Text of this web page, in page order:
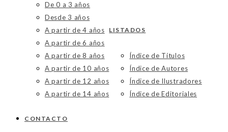
De 0 a 3 años
Desde 3 años
A partir de 4 años
A partir de 6 años
A partir de 8 años
A partir de 10 años
A partir de 12 años
A partir de 14 años
LISTADOS
Índice de Títulos
Índice de Autores
Índice de Ilustradores
Índice de Editoriales
CONTACTO